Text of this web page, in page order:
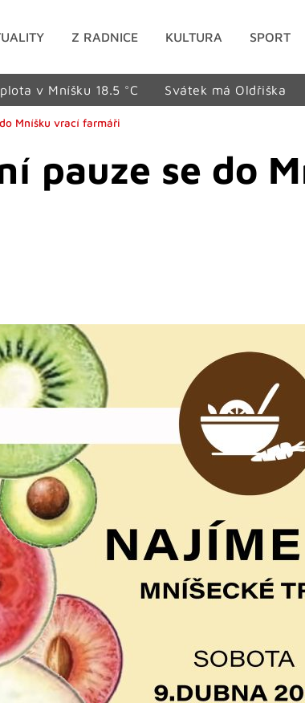
Z RADNICE KULTURA SPORT
v Mníšku 18.5 °C Svátek má Oldřiška
Mníšku vrací farmáři
pauze se do